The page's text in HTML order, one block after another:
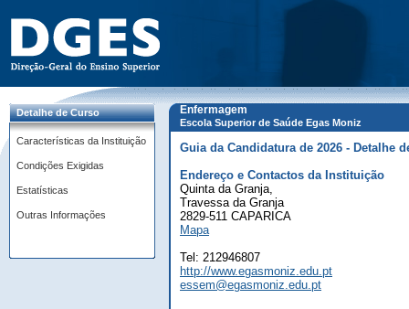
Detalhe de Curso
Características da Instituição
Condições Exigidas
Estatísticas
Outras Informações
Enfermagem
Escola Superior de Saúde Egas Moniz
Guia da Candidatura de 2026 - Detalhe
Endereço e Contactos da Instituição
Quinta da Granja,
Travessa da Granja
2829-511 CAPARICA
Mapa
Tel: 212946807
http://www.egasmoniz.edu.pt
essem@egasmoniz.edu.pt